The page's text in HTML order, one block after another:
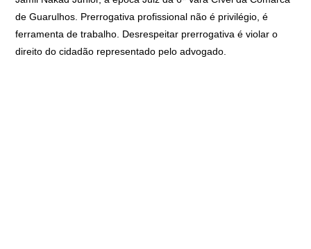
de Guarulhos. Prerrogativa profissional não é privilégio, é
ferramenta de trabalho. Desrespeitar prerrogativa é violar o
direito do cidadão representado pelo advogado.